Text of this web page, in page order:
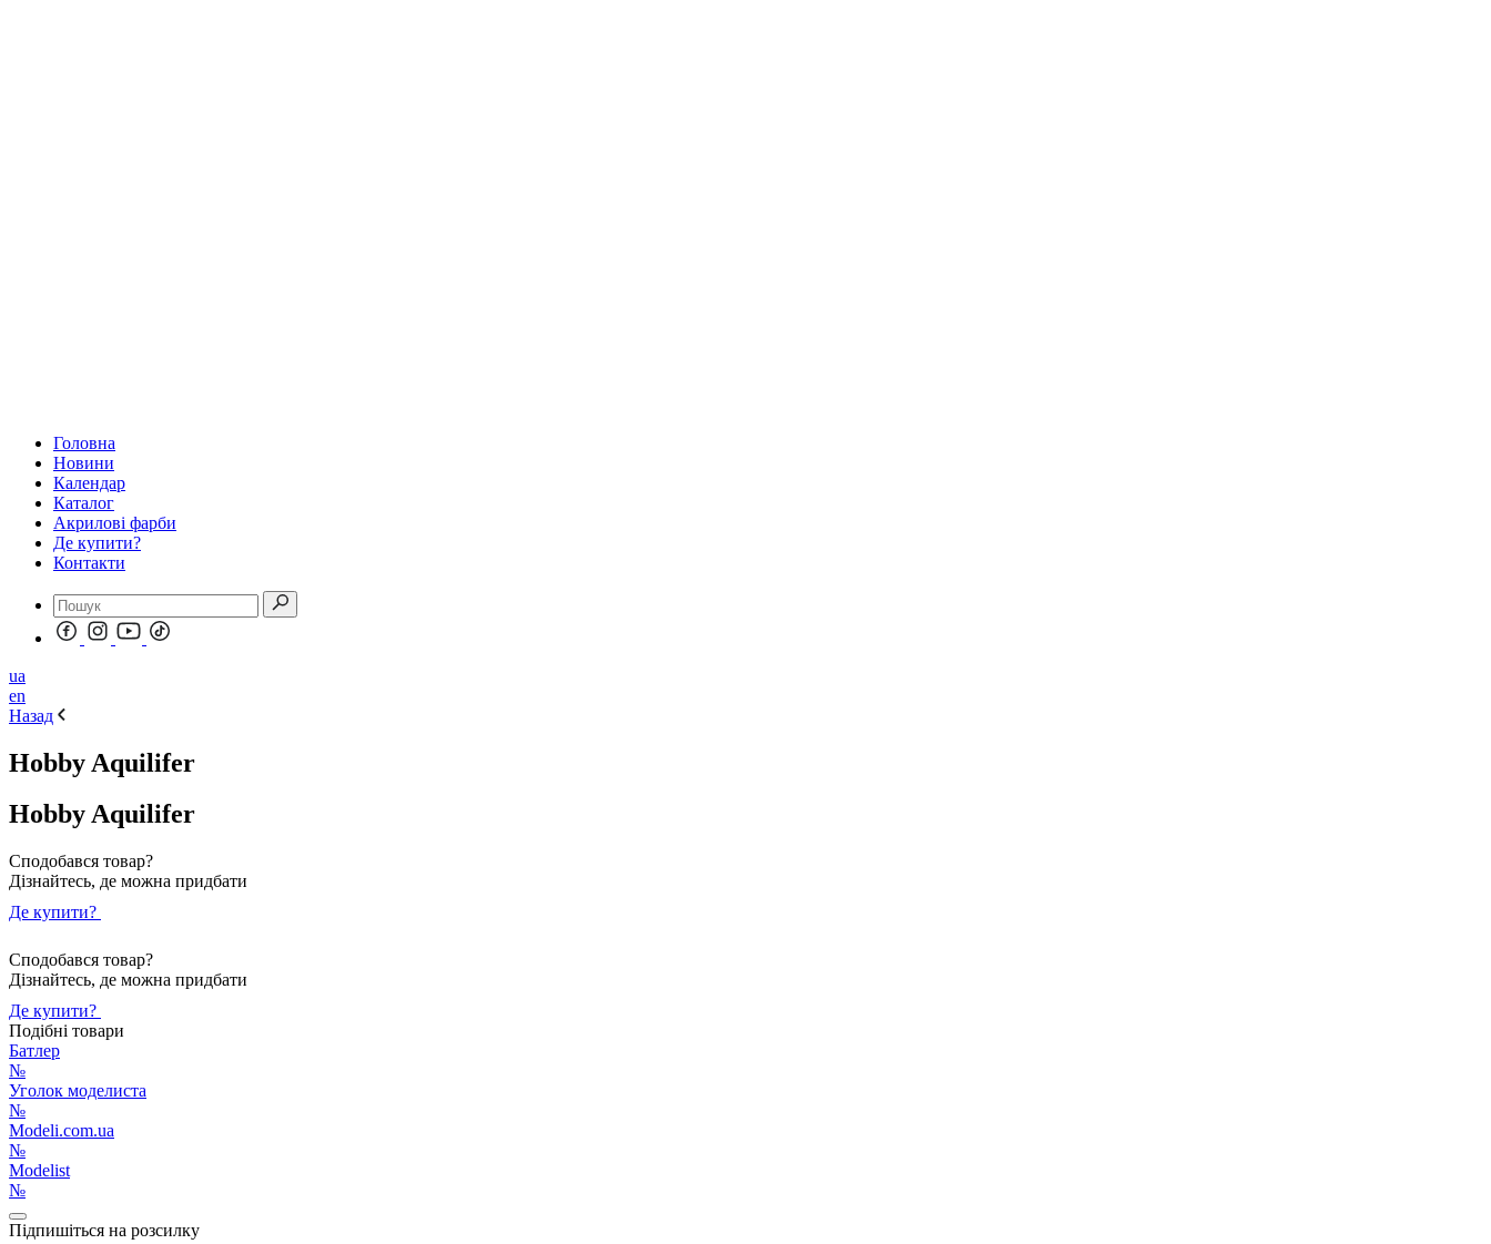
Головна
Новини
Календар
Каталог
Акрилові фарби
Де купити?
Контакти
ua
en
Назад
Hobby Aquilifer
Hobby Aquilifer
Сподобався товар?
Дізнайтесь, де можна придбати
Де купити?
Сподобався товар?
Дізнайтесь, де можна придбати
Де купити?
Подібні товари
Батлер
№
Уголок моделиста
№
Modeli.com.ua
№
Modelist
№
Підпишіться на розсилку